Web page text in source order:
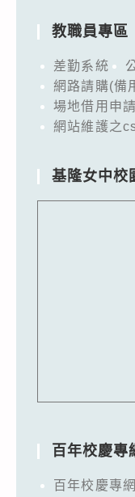
教職員專區
差勤系統
網路請購(備
場地借用申
網站維護之
基隆女中校
百年校慶專
百年校慶專網